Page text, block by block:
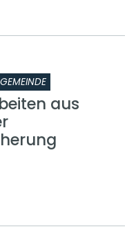
GEMEINDE
aus